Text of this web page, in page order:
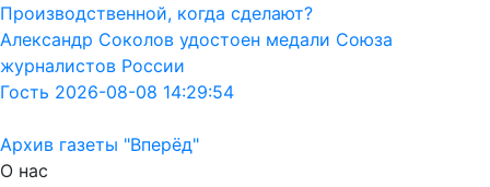
Производственной, когда сделают?
Александр Соколов удостоен медали Союза
журналистов России
Гость 2026-08-08 14:29:54
Архив газеты "Вперёд"
О нас